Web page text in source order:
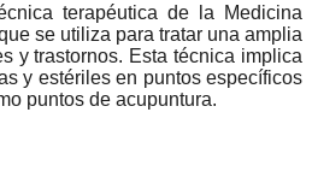
terapéutica de la Medicina
se utiliza para tratar una amplia
y trastornos. Esta técnica implica
y estériles en puntos específicos
puntos de acupuntura.